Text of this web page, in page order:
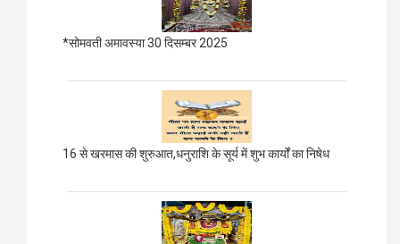
*सोमवती अमावस्या 30 दिसम्बर 2025
16 से खरमास की शुरुआत,धनुराशि के सूर्य में शुभ कार्यों का निषेध